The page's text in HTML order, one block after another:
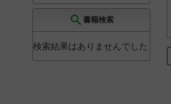
search 書籍検索
検索結果はありませんでした